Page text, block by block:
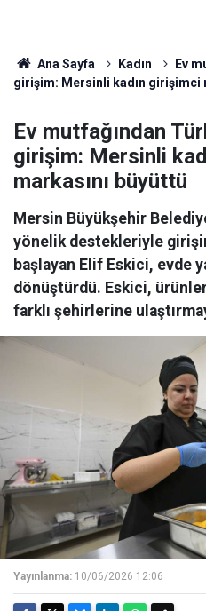
Ana Sayfa Kadın
Ev
girişim: Mersinli kadın girişimci
Ev mutfağından
girişim: Mersinli
markasını büyüttü
Mersin Büyükşehir
yönelik destekleriyle
başlayan Elif Eskici, evde
dönüştürdü. Eskici,
farklı şehirlerine
Yayınlanma: 10/06/2026 12:06